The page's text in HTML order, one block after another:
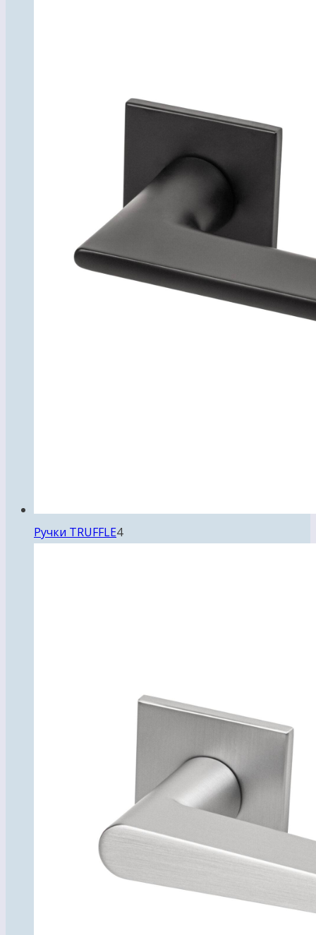
Ручки TRUFFLE44